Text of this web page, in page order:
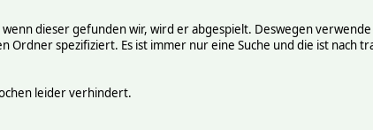
dieser gefunden wir, wird er abgespielt. Deswegen
Ordner spezifiziert. Es ist immer nur eine Suche und die ist nach
leider verhindert.